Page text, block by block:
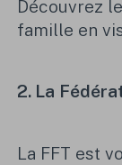
Découvrez
famille en
2. La
La FFT est